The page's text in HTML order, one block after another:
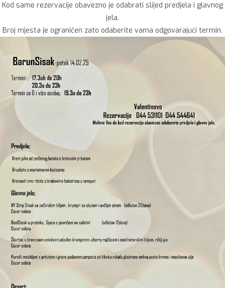
Kod same rezervacije obavezno je odabrati slijed predjela i glavnog
jela.
Broj mjesta je ograničen zato odaberite vama odgovarajući termin.